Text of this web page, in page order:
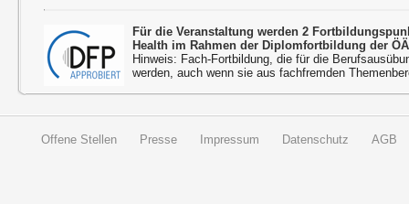
Für die Veranstaltung werden 2
Health im Rahmen der Diplomfortbildung der
Hinweis: Fach-Fortbildung, die für die
werden, auch wenn sie aus fachfremden
Offene Stellen Presse Impressum Datenschutz AGB